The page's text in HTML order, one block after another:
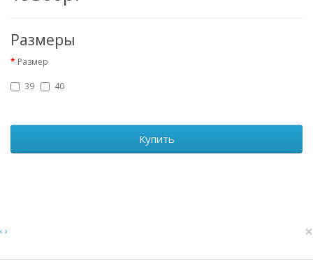
Размеры
Размер
39 40
Купить
‹ › ×